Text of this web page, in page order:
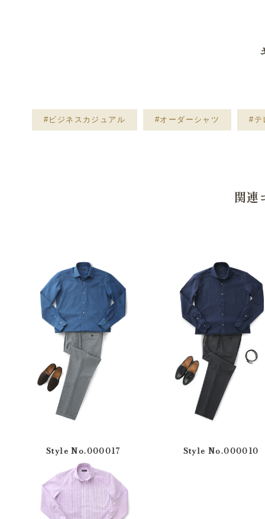
#ビジネスカジュアル #オーダーシャツ #テ
関連
Style No.000017 Style No.000010